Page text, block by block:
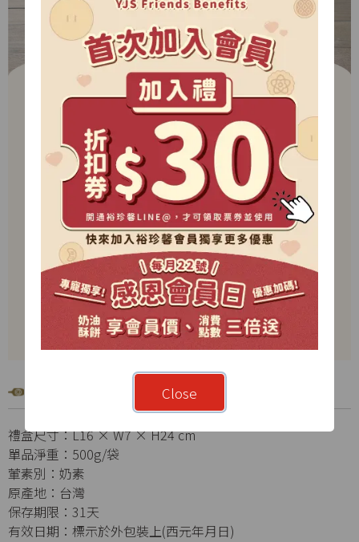
禮盒尺寸：L16 × W7 × H24 cm
單品淨重：500g/袋
葷素別：奶素
原產地：台灣
保存期限：31天
有效日期：標示於外包裝上(西元年月日)
Close